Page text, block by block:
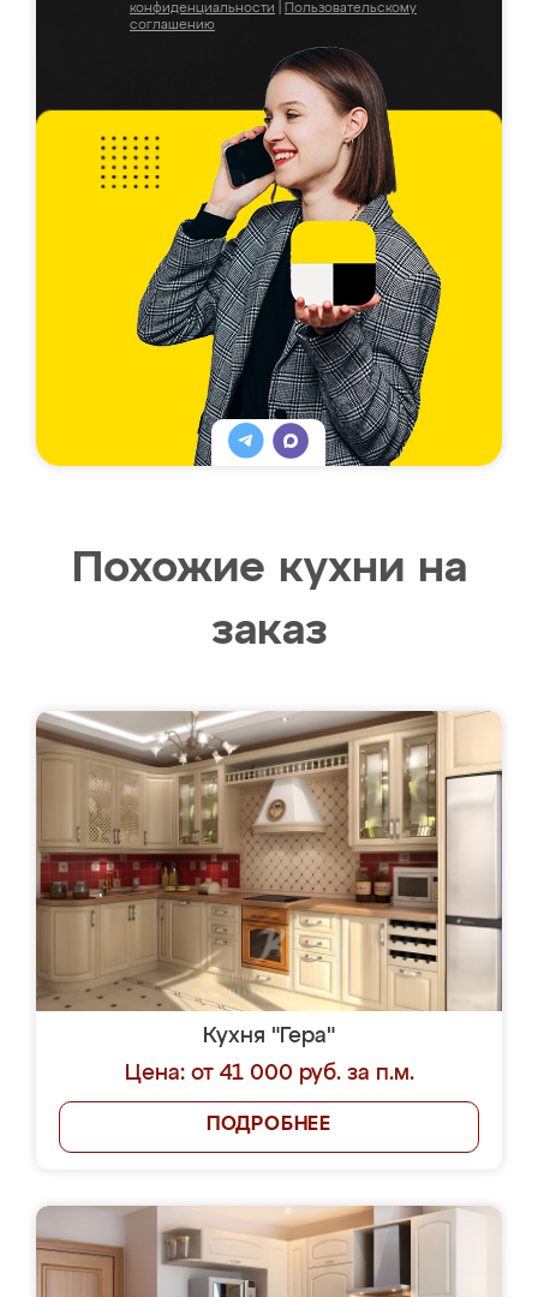
конфиденциальности
Пользовательскому
соглашению
Похожие кухни на
заказ
Кухня "Гера"
Цена: от 41 000 руб. за п.м.
ПОДРОБНЕЕ